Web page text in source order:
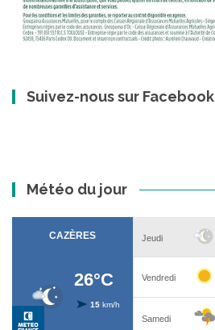
Suivez-nous sur Facebook
Météo du jour